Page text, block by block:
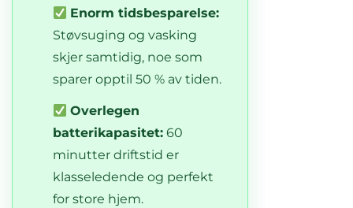
Enorm tidsbesparelse:
Støvsuging og vasking
skjer samtidig, noe som
sparer opptil 50 % av tiden.
Overlegen
batterikapasitet:60
minutter driftstid er
klasseledende og perfekt
for store hjem.